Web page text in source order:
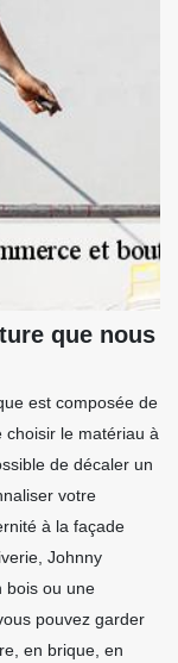
que nous
est composée de
le matériau à
de décaler un
votre
à la façade
Johnny
bois ou une
pouvez garder
en brique, en